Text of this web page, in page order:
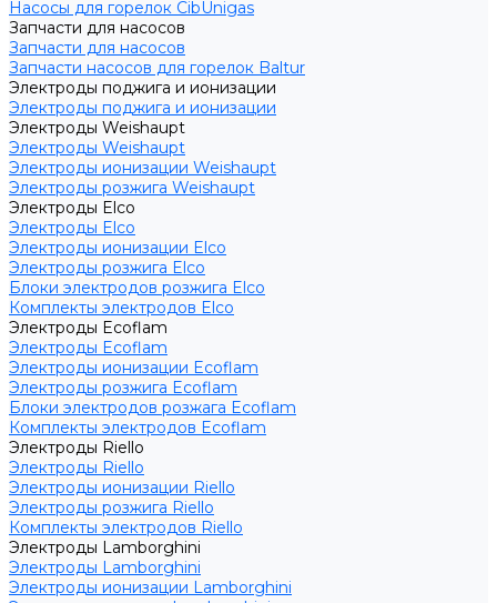
Насосы для горелок CibUnigas
Запчасти для насосов
Запчасти для насосов
Запчасти насосов для горелок Baltur
Электроды поджига и ионизации
Электроды поджига и ионизации
Электроды Weishaupt
Электроды Weishaupt
Электроды ионизации Weishaupt
Электроды розжига Weishaupt
Электроды Elco
Электроды Elco
Электроды ионизации Elco
Электроды розжига Elco
Блоки электродов розжига Elco
Комплекты электродов Elco
Электроды Ecoflam
Электроды Ecoflam
Электроды ионизации Ecoflam
Электроды розжига Ecoflam
Блоки электродов розжага Ecoflam
Комплекты электродов Ecoflam
Электроды Riello
Электроды Riello
Электроды ионизации Riello
Электроды розжига Riello
Комплекты электродов Riello
Электроды Lamborghini
Электроды Lamborghini
Электроды ионизации Lamborghini